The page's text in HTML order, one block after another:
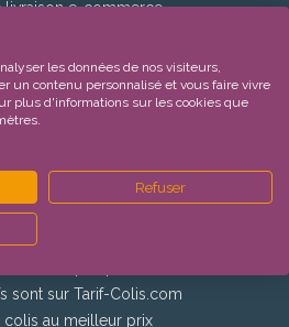
livraison e-commerce
prix en 3 clics
2024 sur Tarif-Colis.com
et messagerie
sont sur Tarif-Colis.com
colis au meilleur prix
les données de nos visiteurs,
un contenu personnalisé et vous faire vivre
plus d'informations sur les cookies que
Refuser